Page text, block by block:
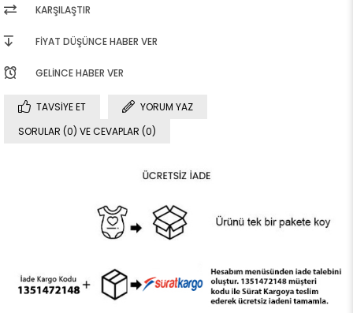
KARŞILAŞTIR
FIYAT DÜŞÜNCE HABER VER
GELINCE HABER VER
TAVSIYE ET
YORUM YAZ
SORULAR (0) VE CEVAPLAR (0)